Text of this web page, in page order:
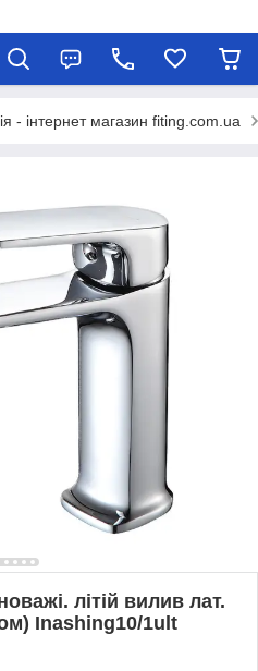
- інтернет магазин fiting.com.ua
літій вилив лат.
Inashing10/1ult